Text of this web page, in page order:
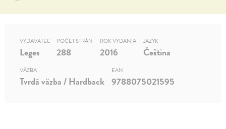
VYDAVATEĽ
Leges
POČET STRÁN
288
ROK VYDANIA
2016
JAZYK
Čeština
VÄZBA
Tvrdá väzba / Hardback
EAN
9788075021595